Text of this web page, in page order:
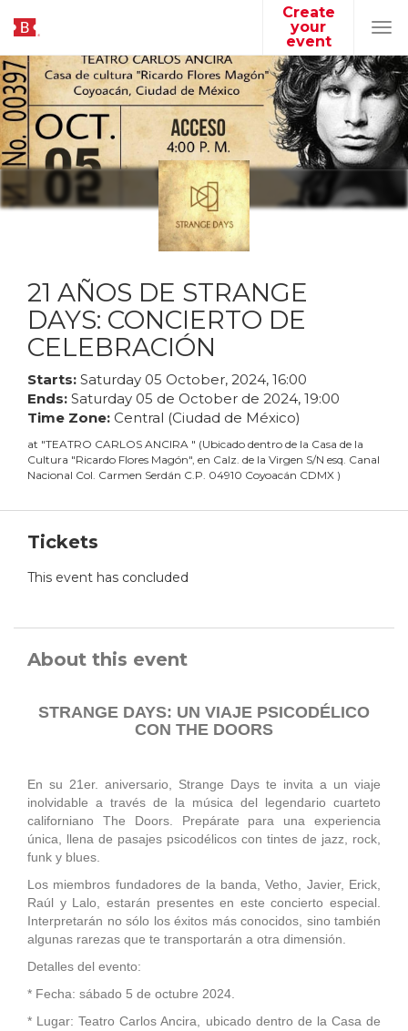
Create
your
event
21 AÑOS DE STRANGE
DAYS: CONCIERTO DE
CELEBRACIÓN
Starts: Saturday 05 October, 2024, 16:00
Ends: Saturday 05 de October de 2024, 19:00
Time Zone: Central (Ciudad de México)
at "TEATRO CARLOS ANCIRA " (Ubicado dentro de la Casa de la
Cultura "Ricardo Flores Magón", en Calz. de la Virgen S/N esq. Canal
Nacional Col. Carmen Serdán C.P. 04910 Coyoacán CDMX )
Tickets
This event has concluded
About this event
STRANGE DAYS: UN VIAJE PSICODÉLICO
CON THE DOORS
En su 21er. aniversario, Strange Days te invita a un viaje
inolvidable a través de la música del legendario cuarteto
californiano The Doors. Prepárate para una experiencia
única, llena de pasajes psicodélicos con tintes de jazz, rock,
funk y blues.
Los miembros fundadores de la banda, Vetho, Javier, Erick,
Raúl y Lalo, estarán presentes en este concierto especial.
Interpretarán no sólo los éxitos más conocidos, sino también
algunas rarezas que te transportarán a otra dimensión.
Detalles del evento:
* Fecha: sábado 5 de octubre 2024.
* Lugar: Teatro Carlos Ancira, ubicado dentro de la Casa de